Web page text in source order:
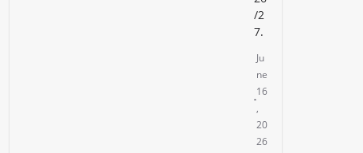
/2
7.
Ju
ne
16
,
20
26